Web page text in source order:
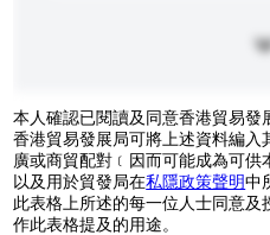
本人確認已閱讀及同意香港貿易發
香港貿易發展局可將上述資料編
廣或商貿配對﹝因而可能成為可供
以及用於貿發局在私隱政策聲明中
此表格上所述的每一位人士同意
作此表格提及的用途。